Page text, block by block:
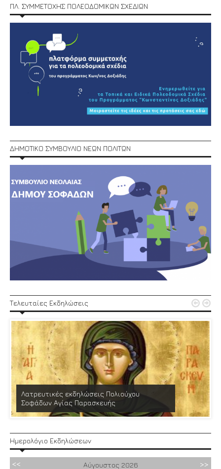
ΠΛ. ΣΥΜΜΕΤΟΧΗΣ ΠΟΛΕΟΔΟΜΙΚΩΝ ΣΧΕΔΙΩΝ
ΔΗΜΟΤΙΚΟ ΣΥΜΒΟΥΛΙΟ ΝΕΩΝ ΠΟΛΙΤΩΝ
Τελευταίες Εκδηλώσεις
Λατρευτικές εκδηλώσεις Πολιούχου
Σοφάδων Αγίας Παρασκευής
 
Ημερολόγιο Εκδηλώσεων
Αύγουστος 2026